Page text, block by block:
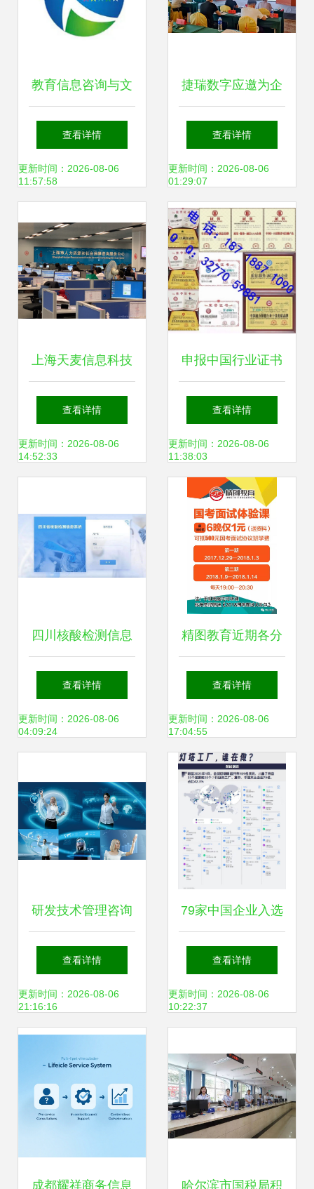
教育信息咨询与文
化信息咨询服务的
双翼齐飞 助力企业
查看详情
更新时间：2026-08-06
11:57:58
捷瑞数字应邀为企
业数字化运营及智
能工厂建设高级研
修班(第二期)作数
字孪生工厂培训
查看详情
更新时间：2026-08-06
01:29:07
上海天麦信息科技
为您提供专业信息
咨询服务，引领数
查看详情
更新时间：2026-08-06
14:52:33
申报中国行业证书
的信息咨询服务指
南
查看详情
更新时间：2026-08-06
11:38:03
四川核酸检测信息
系统正式上线，便
捷查询在“天府健康
查看详情
更新时间：2026-08-06
04:09:24
精图教育近期各分
校课程安排与信息
服务全攻略
查看详情
更新时间：2026-08-06
17:04:55
研发技术管理咨询
服务的核心价值与
实践路径
查看详情
更新时间：2026-08-06
21:16:16
79家中国企业入选
全球灯塔工厂，家
电企业贡献最多
查看详情
更新时间：2026-08-06
10:22:37
成都耀祥商务信息 哈尔滨市国税局积